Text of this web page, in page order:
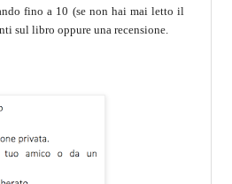
fino a 10 (se non hai mai letto il
sul libro oppure una recensione.